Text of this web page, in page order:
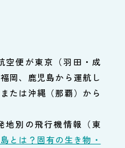
空便が東京（羽田・成
岡、鹿児島から運航し
たは沖縄（那覇）から
地別の飛行機情報（東
とは？固有の生き物・